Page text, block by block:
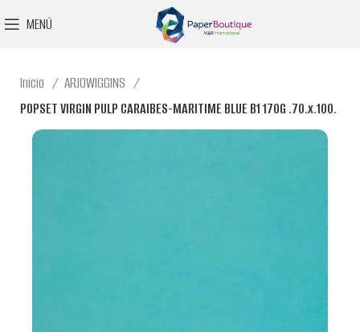
MENÚ
Inicio
ARJOWIGGINS
POPSET VIRGIN PULP CARAIBES-MARITIME BLUE B1 170G .70.x.100.